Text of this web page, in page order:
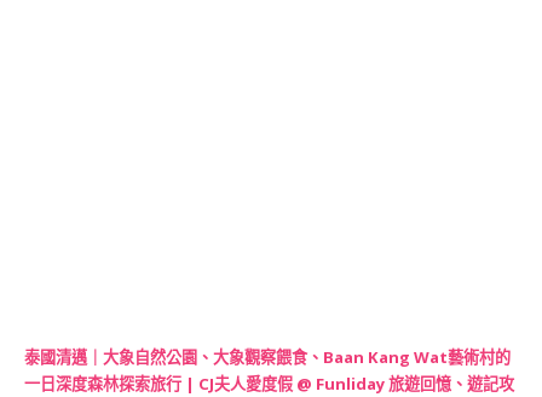
泰國清邁｜大象自然公園、大象觀察餵食、Baan Kang Wat藝術村的
一日深度森林探索旅行 | CJ夫人愛度假 @ Funliday 旅遊回憶、遊記攻